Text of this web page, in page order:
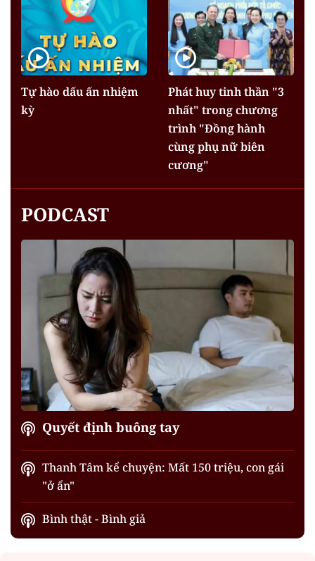
Tự hào dấu ấn nhiệm
kỳ
Phát huy tinh thần "3
nhất" trong chương
trình "Đồng hành
cùng phụ nữ biên
cương"
PODCAST
Quyết định buông tay
Thanh Tâm kể chuyện: Mất 150 triệu, con gái
"ở ẩn"
Bình thật - Bình giả